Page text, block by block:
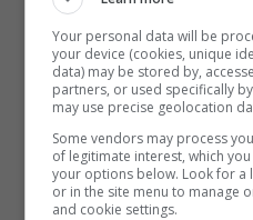
Tracklist Notti
Your personal data will be
your device (cookies, unique
data) may be stored by,
partners, or used specifically
may use precise geolocation
Some vendors may process
of legitimate interest, which
your options below. Look for a
or in the site menu to manage
and cookie settings.